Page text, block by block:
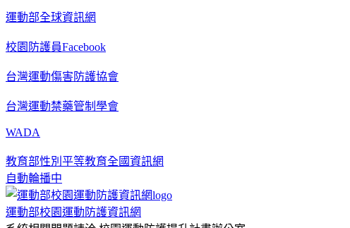
運動部全球資訊網
校園防護員Facebook
台灣運動傷害防護協會
台灣運動禁藥管制學會
WADA
教育部性別平等教育全國資訊網
自動輪播中
運動部校園運動防護資訊網